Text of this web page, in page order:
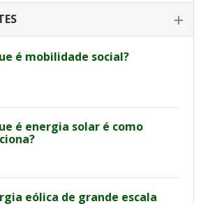
é mobilidade social?
é energia solar é como
eólica de grande escala